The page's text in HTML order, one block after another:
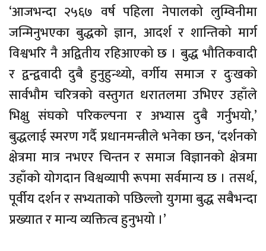
‘आजभन्दा २५६७ वर्ष पहिला नेपालको लुम्विनीमा
जन्मिनुभएका बुद्धको ज्ञान, आदर्श र शान्तिको मार्ग
विश्वभरि नै अद्वितीय रहिआएको छ । बुद्ध भौतिकवादी
र द्वन्द्ववादी दुबै हुनुहुन्थ्यो, वर्गीय समाज र दुःखको
सार्वभौम चरित्रको वस्तुगत धरातलमा उभिएर उहाँले
भिक्षु संघको परिकल्पना र अभ्यास दुबै गर्नुभयो,’
बुद्धलाई स्मरण गर्दै प्रधानमन्त्रीले भनेका छन, ‘दर्शनको
क्षेत्रमा मात्र नभएर चिन्तन र समाज विज्ञानको क्षेत्रमा
उहाँको योगदान विश्वव्यापी रूपमा सर्वमान्य छ । तसर्थ,
पूर्वीय दर्शन र सभ्यताको पछिल्लो युगमा बुद्ध सबैभन्दा
प्रख्यात र मान्य व्यक्तित्व हुनुभयो ।’